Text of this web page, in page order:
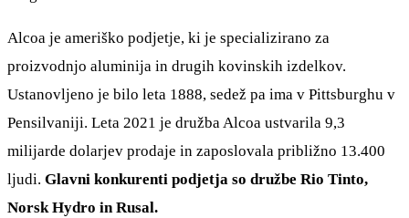
Alcoa je ameriško podjetje, ki je specializirano za
proizvodnjo aluminija in drugih kovinskih izdelkov.
Ustanovljeno je bilo leta 1888, sedež pa ima v Pittsburghu v
Pensilvaniji. Leta 2021 je družba Alcoa ustvarila 9,3
milijarde dolarjev prodaje in zaposlovala približno 13.400
ljudi. Glavni konkurenti podjetja so družbe Rio Tinto,
Norsk Hydro in Rusal.